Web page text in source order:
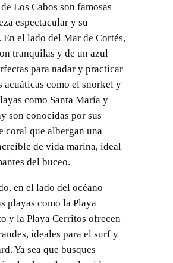
Los Cabos son famosas
espectacular y su
el lado del Mar de Cortés,
tranquilas y de un azul
para nadar y practicar
acuáticas como el snorkel y
como Santa María y
son conocidas por sus
coral que albergan una
de vida marina, ideal
del buceo.
en el lado del océano
playas como la Playa
y la Playa Cerritos ofrecen
ideales para el surf y
Ya sea que busques